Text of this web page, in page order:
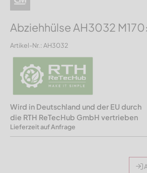
Abziehhülse AH3032
Artikel-Nr.: AH3032
Wird in Deutschland und der EU durch
die RTH ReTecHub GmbH vertrieben
Lieferzeit auf Anfrage